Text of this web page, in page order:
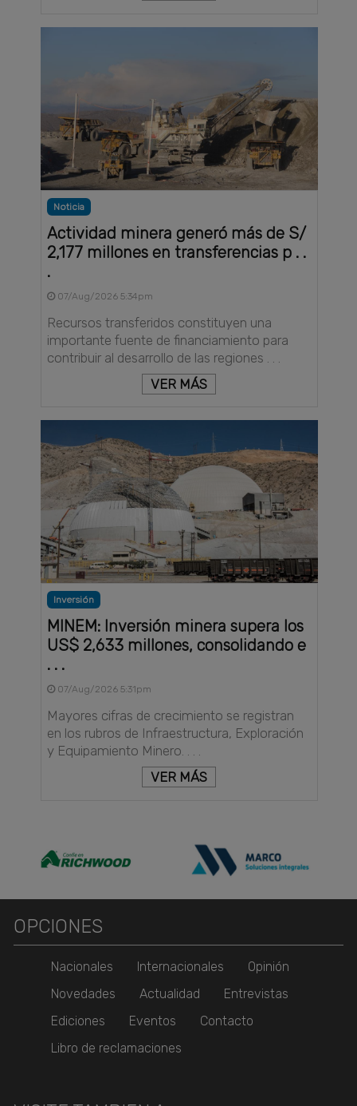
Noticia
Actividad minera generó más de S/
2,177 millones en transferencias p . .
.
07/Aug/2026 5:34pm
Recursos transferidos constituyen una
importante fuente de financiamiento para
contribuir al desarrollo de las regiones . . .
VER MÁS
Inversión
MINEM: Inversión minera supera los
US$ 2,633 millones, consolidando e
. . .
07/Aug/2026 5:31pm
Mayores cifras de crecimiento se registran
en los rubros de Infraestructura, Exploración
y Equipamiento Minero. . . .
VER MÁS
OPCIONES
Nacionales Internacionales
Opinión
Novedades
Actualidad
Entrevistas
Ediciones
Eventos
Contacto
Libro de reclamaciones